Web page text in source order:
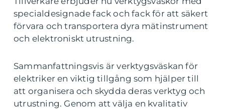
specialdesignade fack och fack för att säkert
förvara och transportera dyra mätinstrument
och elektroniskt utrustning.
Sammanfattningsvis är verktygsväskan för
elektriker en viktig tillgång som hjälper till
att organisera och skydda deras verktyg och
utrustning. Genom att välja en kvalitativ